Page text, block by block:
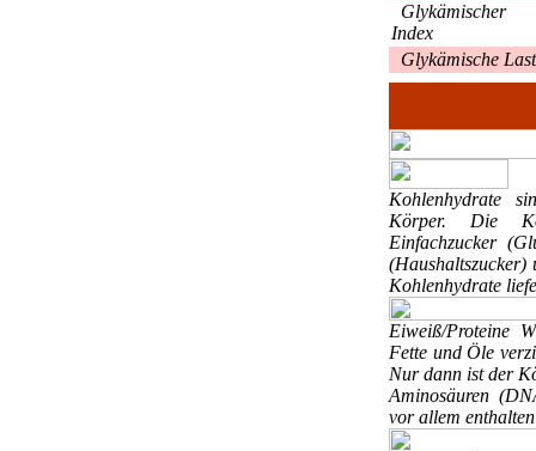
Glykämischer
Index
Glykämische Last
Kohlenhydrate
Körper. Die
Einfachzucker
(Haushaltszucker)
Kohlenhydrate
Eiweiß/Proteine
Fette und Öle
Nur dann ist der
Aminosäuren
vor allem